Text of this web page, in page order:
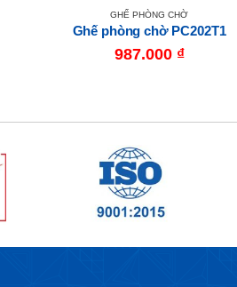
GHẾ PHÒNG CHỜ
Ghế phòng chờ PC202T1
987.000 ₫